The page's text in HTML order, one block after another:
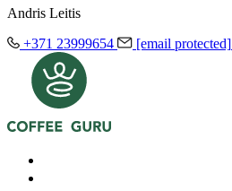
Andris Leitis
+371 23999654
[email protected]